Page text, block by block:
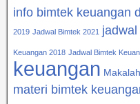
info bimtek keuangan
2019 Jadwal Bimtek 2021
Keuangan 2018 Jadwal Bimtek
keuangan
materi bimtek